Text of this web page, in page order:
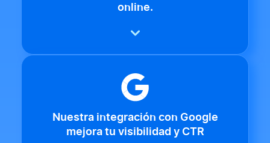
online.
Nuestra integración con Google
mejora tu visibilidad y CTR